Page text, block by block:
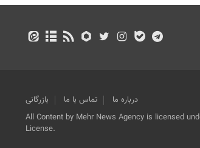
درباره ما تماس با ما
بازرگانی
All Content by Mehr News Agency is licensed
License.